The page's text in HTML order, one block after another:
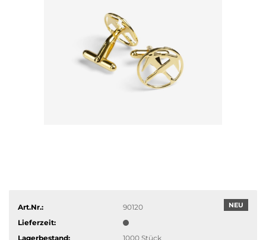
NEU
Art.Nr.:
90120
Lieferzeit:
Lagerbestand:
1000 Stück